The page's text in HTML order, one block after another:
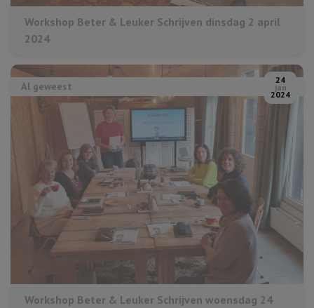
Workshop Beter & Leuker Schrijven dinsdag 2 april
2024
Al geweest 24
jan
2024
Workshop Beter & Leuker Schrijven woensdag 24